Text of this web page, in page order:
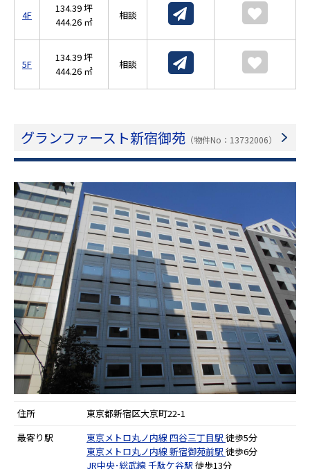
4F
134.39 坪
444.26 ㎡
相談
5F
134.39 坪
444.26 ㎡
相談
グランファースト新宿御苑 （物件No：13732006）
住所
東京都新宿区大京町22-1
最寄り駅
東京メトロ丸ノ内線四谷三丁目駅 徒歩5分
東京メトロ丸ノ内線新宿御苑前駅 徒歩6分
JR中央･総武線千駄ケ谷駅 徒歩13分